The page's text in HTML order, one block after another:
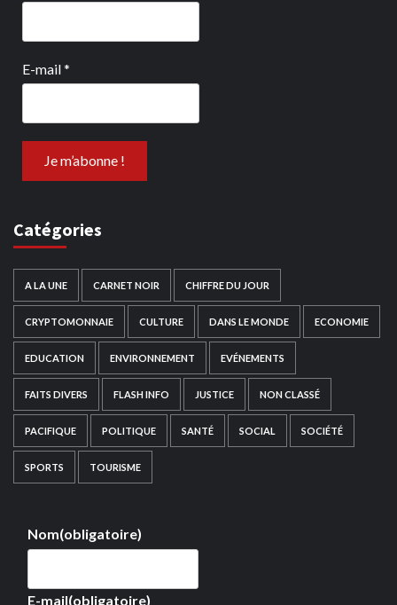
E-mail*
Catégories
A LA UNE CARNET NOIR CHIFFRE DU JOUR
CRYPTOMONNAIE CULTURE DANS LE MONDE ECONOMIE
EDUCATION ENVIRONNEMENT EVÉNEMENTS
FAITS DIVERS FLASH INFO JUSTICE NON CLASSÉ
PACIFIQUE POLITIQUE SANTÉ SOCIAL SOCIÉTÉ
SPORTS TOURISME
Nom(obligatoire)
E-mail(obligatoire)